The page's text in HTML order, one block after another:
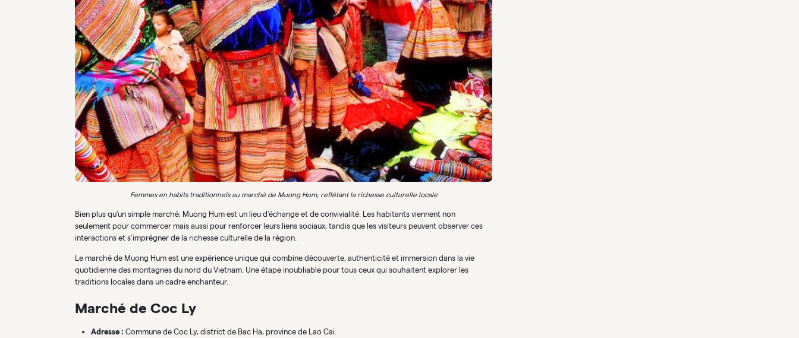
Femmes en habits traditionnels au marché de Muong Hum, reflétant la richesse culturelle locale
Bien plus qu’un simple marché, Muong Hum est un lieu d’échange et de convivialité. Les habitants viennent non
seulement pour commercer mais aussi pour renforcer leurs liens sociaux, tandis que les visiteurs peuvent observer ces
interactions et s’imprégner de la richesse culturelle de la région.
Le marché de Muong Hum est une expérience unique qui combine découverte, authenticité et immersion dans la vie
quotidienne des montagnes du nord du Vietnam. Une étape inoubliable pour tous ceux qui souhaitent explorer les
traditions locales dans un cadre enchanteur.
Marché de Coc Ly
Adresse : Commune de Coc Ly, district de Bac Ha, province de Lao Cai.